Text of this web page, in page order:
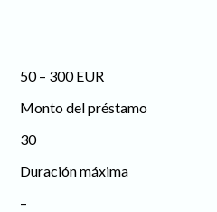
50 – 300 EUR
Monto del préstamo
30
Duración máxima
–